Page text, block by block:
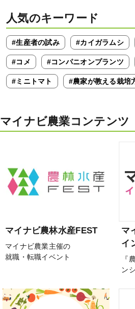
人気のキーワード
#生産者の試み #カイガラムシ
#コメ #コンパニオンプランツ
#ミニトマト #農家が教える栽培
マイナビ農業コンテンツ
マイナビ農林水産FEST
マイナビ農業主催の
就職・転職イベント
マ
イ
『
ン